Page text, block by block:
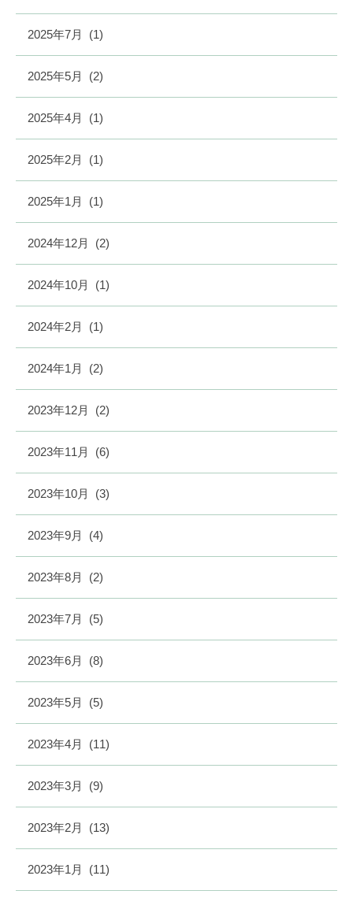
2025年7月 (1)
2025年5月 (2)
2025年4月 (1)
2025年2月 (1)
2025年1月 (1)
2024年12月 (2)
2024年10月 (1)
2024年2月 (1)
2024年1月 (2)
2023年12月 (2)
2023年11月 (6)
2023年10月 (3)
2023年9月 (4)
2023年8月 (2)
2023年7月 (5)
2023年6月 (8)
2023年5月 (5)
2023年4月 (11)
2023年3月 (9)
2023年2月 (13)
2023年1月 (11)